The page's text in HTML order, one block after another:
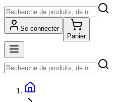
Se connecter
Panier